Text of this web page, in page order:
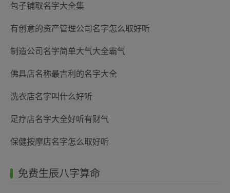
包子铺取名字大全集
有创意的资产管理公司名字怎么取好听
制造公司名字简单大气大全霸气
佛具店名称最吉利的名字大全
洗衣店名字叫什么好听
足疗店名字大全好听有财气
保健按摩店名字怎么取好听
免费生辰八字算命